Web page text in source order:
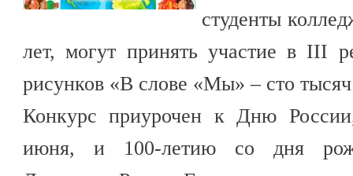
студенты
лет, могут принять участие в III
рисунков «В слове «Мы» – сто
Конкурс приурочен к Дню
июня, и 100-летию со дня